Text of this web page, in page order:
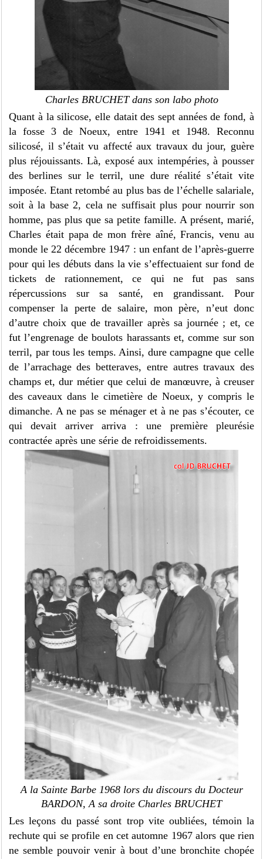
Charles BRUCHET dans son labo photo
Quant à la silicose, elle datait des sept années de fond, à
la fosse 3 de Noeux, entre 1941 et 1948. Reconnu
silicosé, il s’était vu affecté aux travaux du jour, guère
plus réjouissants. Là, exposé aux intempéries, à pousser
des berlines sur le terril, une dure réalité s’était vite
imposée. Etant retombé au plus bas de l’échelle salariale,
soit à la base 2, cela ne suffisait plus pour nourrir son
homme, pas plus que sa petite famille. A présent, marié,
Charles était papa de mon frère aîné, Francis, venu au
monde le 22 décembre 1947 : un enfant de l’après-guerre
pour qui les débuts dans la vie s’effectuaient sur fond de
tickets de rationnement, ce qui ne fut pas sans
répercussions sur sa santé, en grandissant. Pour
compenser la perte de salaire, mon père, n’eut donc
d’autre choix que de travailler après sa journée ; et, ce
fut l’engrenage de boulots harassants et, comme sur son
terril, par tous les temps. Ainsi, dure campagne que celle
de l’arrachage des betteraves, entre autres travaux des
champs et, dur métier que celui de manœuvre, à creuser
des caveaux dans le cimetière de Noeux, y compris le
dimanche. A ne pas se ménager et à ne pas s’écouter, ce
qui devait arriver arriva : une première pleurésie
contractée après une série de refroidissements.
A la Sainte Barbe 1968 lors du discours du Docteur
BARDON, A sa droite Charles BRUCHET
Les leçons du passé sont trop vite oubliées, témoin la
rechute qui se profile en cet automne 1967 alors que rien
ne semble pouvoir venir à bout d’une bronchite chopée